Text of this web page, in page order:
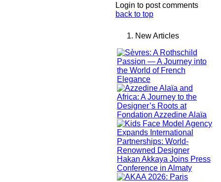
Login to post comments
back to top
New Articles